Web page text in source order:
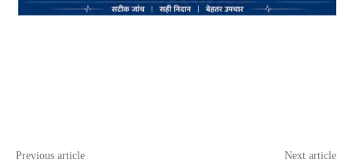
Previous article Next article